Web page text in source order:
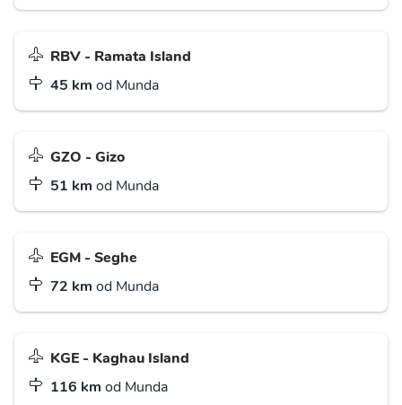
RBV - Ramata Island
45 km od Munda
GZO - Gizo
51 km od Munda
EGM - Seghe
72 km od Munda
KGE - Kaghau Island
116 km od Munda